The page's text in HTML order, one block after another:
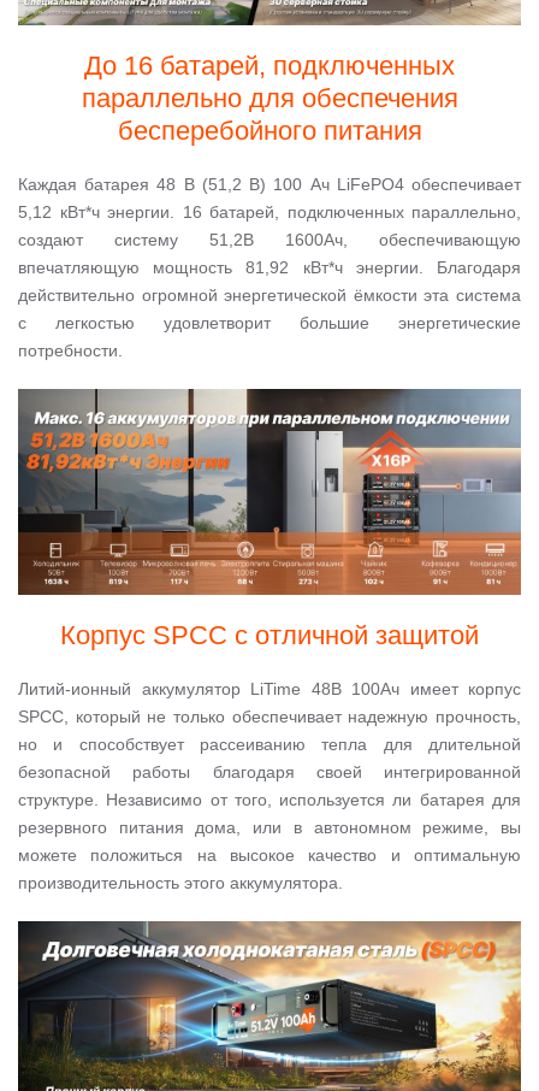
До 16 батарей, подключенных
параллельно для обеспечения
бесперебойного питания
Каждая батарея 48 В (51,2 В) 100 Ач LiFePO4 обеспечивает
5,12 кВт*ч энергии. 16 батарей, подключенных параллельно,
создают систему 51,2В 1600Ач, обеспечивающую
впечатляющую мощность 81,92 кВт*ч энергии. Благодаря
действительно огромной энергетической ёмкости эта система
с легкостью удовлетворит большие энергетические
потребности.
Корпус SPCC с отличной защитой
Литий-ионный аккумулятор LiTime 48В 100Ач имеет корпус
SPCC, который не только обеспечивает надежную прочность,
но и способствует рассеиванию тепла для длительной
безопасной работы благодаря своей интегрированной
структуре. Независимо от того, используется ли батарея для
резервного питания дома, или в автономном режиме, вы
можете положиться на высокое качество и оптимальную
производительность этого аккумулятора.